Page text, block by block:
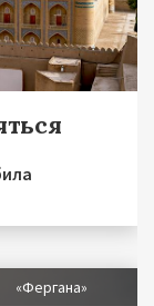
«Фергана»